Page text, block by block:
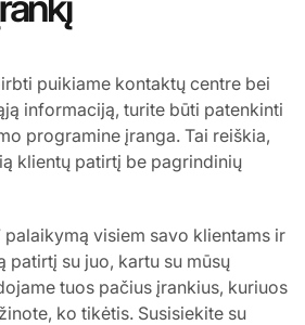
puikiame kontaktų centre bei
informaciją, turite būti patenkinti
programine įranga. Tai reiškia,
klientų patirtį be pagrindinių
visiem savo klientams ir
patirtį su juo, kartu su mūsų
tuos pačius įrankius, kuriuos
ko tikėtis. Susisiekite su